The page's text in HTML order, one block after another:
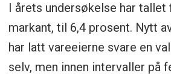
I årets undersøkelse har tallet
markant, til 6,4 prosent. Nytt
har latt vareeierne svare en
selv, men innen intervaller på